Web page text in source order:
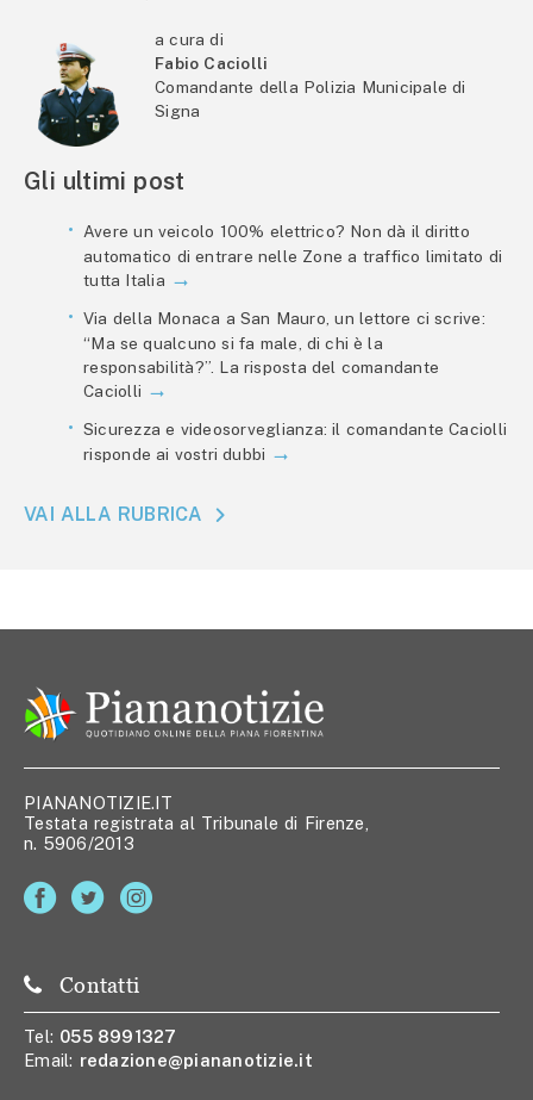
a cura di
Fabio Caciolli
Comandante della Polizia Municipale di
Signa
Gli ultimi post
Avere un veicolo 100% elettrico? Non dà il diritto
automatico di entrare nelle Zone a traffico limitato di
tutta Italia
Via della Monaca a San Mauro, un lettore ci scrive:
“Ma se qualcuno si fa male, di chi è la
responsabilità?”. La risposta del comandante
Caciolli
Sicurezza e videosorveglianza: il comandante Caciolli
risponde ai vostri dubbi
VAI ALLA RUBRICA
PIANANOTIZIE.IT
Testata registrata al Tribunale di Firenze,
n. 5906/2013
Contatti
Tel: 055 8991327
Email: redazione@piananotizie.it